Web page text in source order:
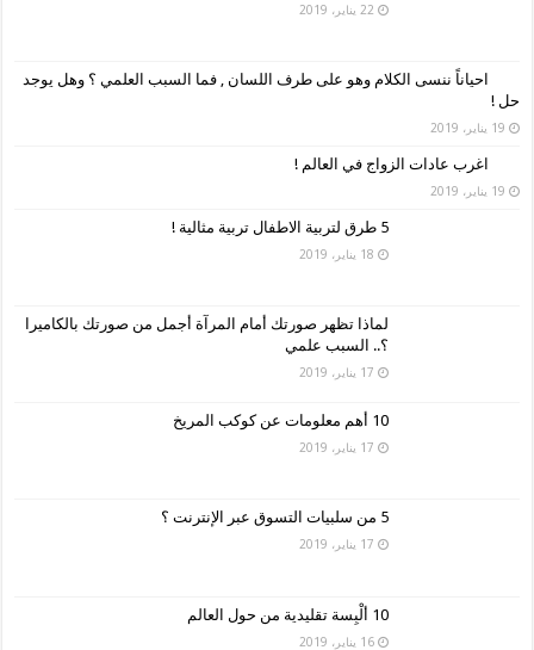
22 يناير، 2019
احياناً ننسى الكلام وهو على طرف اللسان , فما السبب العلمي ؟ وهل يوجد
حل !
19 يناير، 2019
اغرب عادات الزواج في العالم !
19 يناير، 2019
5 طرق لتربية الاطفال تربية مثالية !
18 يناير، 2019
لماذا تظهر صورتك أمام المرآة أجمل من صورتك بالكاميرا
؟.. السبب علمي
17 يناير، 2019
10 أهم معلومات عن كوكب المريخ
17 يناير، 2019
5 من سلبيات التسوق عبر الإنترنت ؟
17 يناير، 2019
10 ألْبِسة تقليدية من حول العالم
16 يناير، 2019